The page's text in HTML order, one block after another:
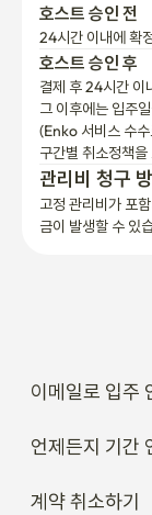
호스트 승인 전
24시간 이내에 확
호스트 승인 후
결제 후 24시간 이
그 이후에는 입주
(Enko 서비스 수
구간별 취소정책
관리비 청구
고정 관리비가 포
금이 발생할 수 있
이메일로 입주
언제든지 기간
계약 취소하기